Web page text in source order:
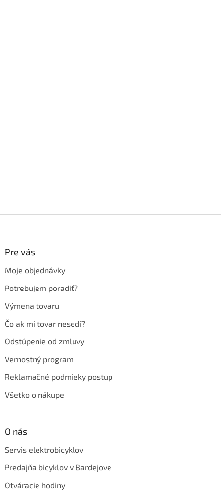
Pre vás
Moje objednávky
Potrebujem poradiť?
Výmena tovaru
Čo ak mi tovar nesedí?
Odstúpenie od zmluvy
Vernostný program
Reklamačné podmieky postup
Všetko o nákupe
O nás
Servis elektrobicyklov
Predajňa bicyklov v Bardejove
Otváracie hodiny